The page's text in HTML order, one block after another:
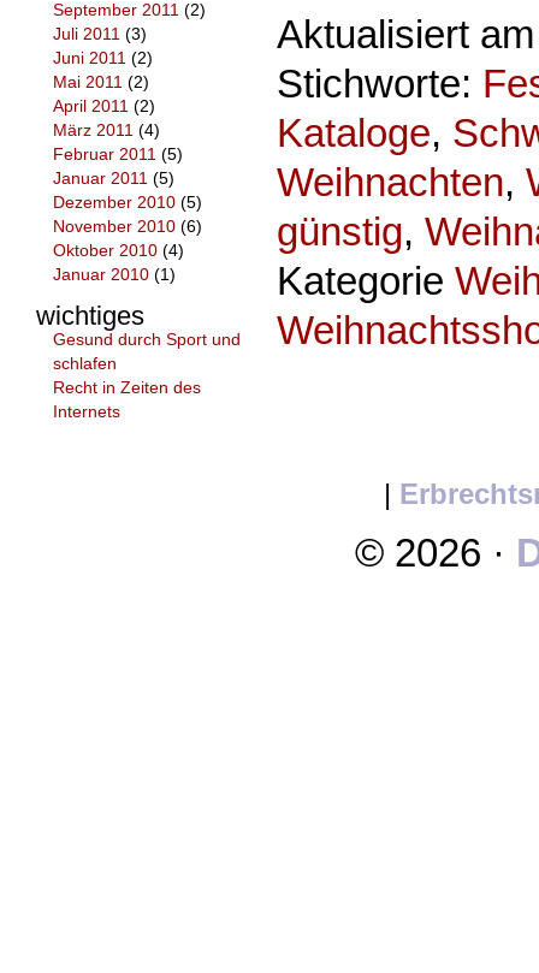
September 2011 (2)
Juli 2011 (3)
Juni 2011 (2)
Mai 2011 (2)
April 2011 (2)
März 2011 (4)
Februar 2011 (5)
Januar 2011 (5)
Dezember 2010 (5)
November 2010 (6)
Oktober 2010 (4)
Januar 2010 (1)
wichtiges
Gesund durch Sport und
schlafen
Recht in Zeiten des
Internets
Aktualisiert
Stichworte:
Kataloge,
Weihnachten,
günstig,
Kategorie
|
© 2026 ·